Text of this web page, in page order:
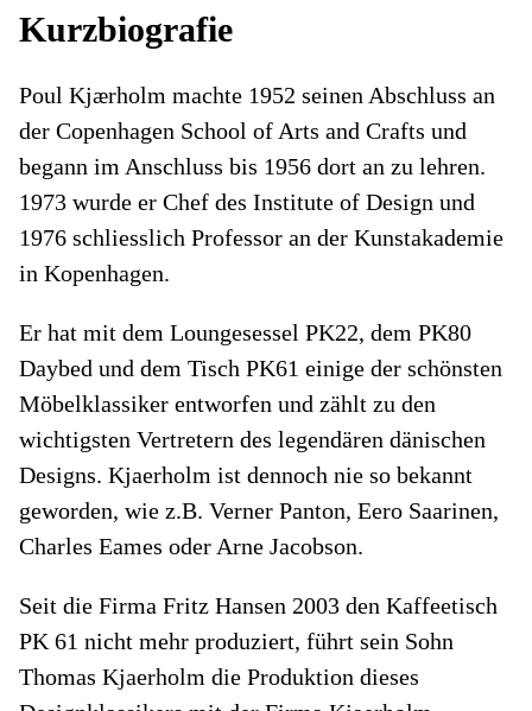
Kurzbiografie
Poul Kjærholm machte 1952 seinen Abschluss an
der Copenhagen School of Arts and Crafts und
begann im Anschluss bis 1956 dort an zu lehren.
1973 wurde er Chef des Institute of Design und
1976 schliesslich Professor an der Kunstakademie
in Kopenhagen.
Er hat mit dem Loungesessel PK22, dem PK80
Daybed und dem Tisch PK61 einige der schönsten
Möbelklassiker entworfen und zählt zu den
wichtigsten Vertretern des legendären dänischen
Designs. Kjaerholm ist dennoch nie so bekannt
geworden, wie z.B. Verner Panton, Eero Saarinen,
Charles Eames oder Arne Jacobson.
Seit die Firma Fritz Hansen 2003 den Kaffeetisch
PK 61 nicht mehr produziert, führt sein Sohn
Thomas Kjaerholm die Produktion dieses